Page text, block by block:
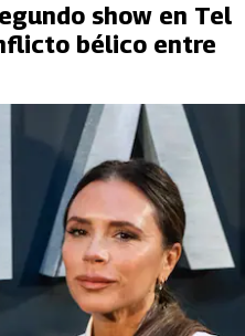
show en Tel
bélico entre